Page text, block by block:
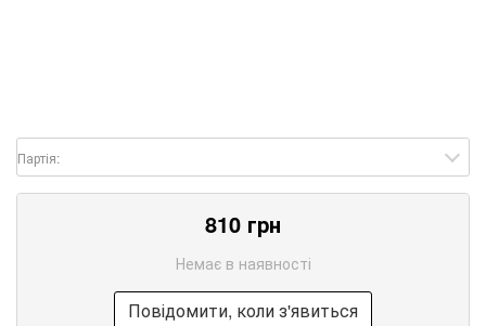
Партія:
810 грн
Немає в наявності
Повідомити, коли з'явиться